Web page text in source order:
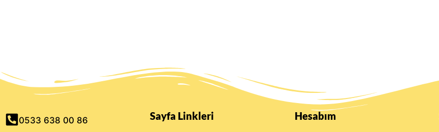
0533 638 00 86 Sayfa Linkleri Hesabım